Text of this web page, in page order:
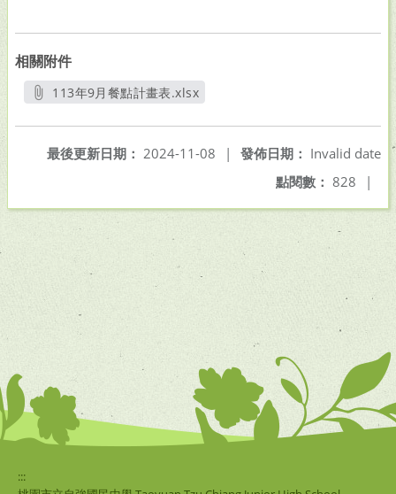
相關附件
113年9月餐點計畫表.xlsx
發佈日期： Invalid date
最後更新日期： 2024-11-08
|
點閱數： 828 |
:::